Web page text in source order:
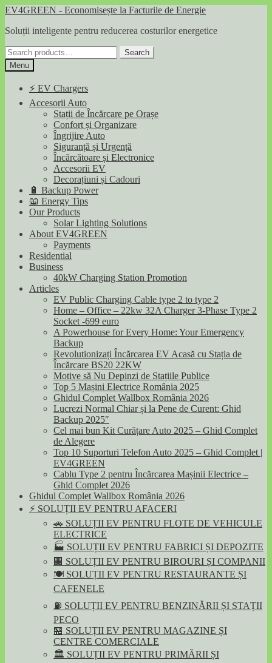
Skip
navigation
Skip
content
EV4GREEN - Economisește la Facturile de Energie
Soluții inteligente pentru reducerea costurilor energetice
Search
for:
Search
Menu
⚡ EV Chargers
Accesorii Auto
Stații de Încărcare pe Orașe
Confort și Organizare
Îngrijire Auto
Siguranță și Urgență
Încărcătoare și Electronice
Accesorii EV
Decorațiuni și Cadouri
🔋 Backup Power
📖 Energy Tips
Our Products
Solar Lighting Solutions
About EV4GREEN
Payments
Residential
Business
40kW Charging Station Promotion
Articles
EV Public Charging Cable type 2 to type 2
Home – Office – 22kw 32A Charger 3-Phase Type 2
Socket -699 euro
A Powerhouse for Every Home: Your Emergency
Backup
Revolutionizați Încărcarea EV Acasă cu Stația de
Încărcare BS20 22KW
Motive să Nu Depinzi de Stațiile Publice
Top 5 Mașini Electrice România 2025
Ghidul Complet Wallbox România 2026
Lucrezi Normal Chiar și la Pene de Curent: Ghid
Backup 2025″
Cel mai bun Kit Curățare Auto 2025 – Ghid Complet
de Alegere
Top 10 Suporturi Telefon Auto 2025 – Ghid Complet |
EV4GREEN
Cablu Type 2 pentru Încărcarea Mașinii Electrice –
Ghid Complet 2026
Ghidul Complet Wallbox România 2026
⚡ SOLUȚII EV PENTRU AFACERI
🚗 SOLUȚII EV PENTRU FLOTE DE VEHICULE
ELECTRICE
🏭 SOLUȚII EV PENTRU FABRICI ȘI DEPOZITE
🏢 SOLUȚII EV PENTRU BIROURI ȘI COMPANII
🍽️ SOLUȚII EV PENTRU RESTAURANTE ȘI
CAFENELE
⛽ SOLUȚII EV PENTRU BENZINĂRII ȘI STAȚII
PECO
🏪 SOLUȚII EV PENTRU MAGAZINE ȘI
CENTRE COMERCIALE
🏛️ SOLUȚII EV PENTRU PRIMĂRII ȘI